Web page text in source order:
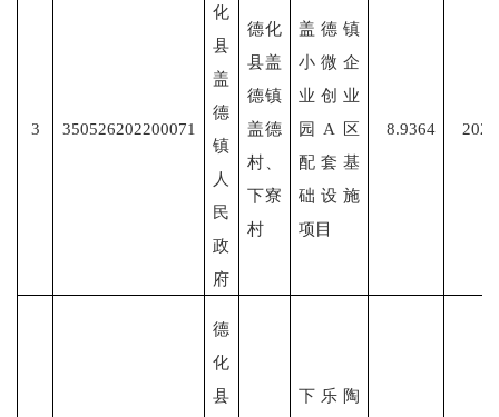
3 350526202200071
化
县
盖
德
镇
人
民
政
府
德化
县盖
德镇
盖德
村、
下寮
村
盖德镇
小微企
业创业
园 A区
配套基
础设施
项目
8.9364
德
化
县
下乐陶